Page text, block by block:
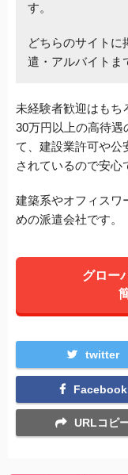
す。
どちらのサイトに
遣・アルバイトま
未経験者歓迎はもち
30万円以上の高待遇
て、建設業許可や公
されているので安心
建築系やオフィスワ
めの派遣会社です。
グロー
twitter
Facebook
URLコピ